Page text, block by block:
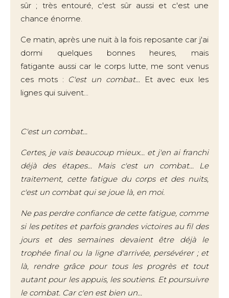
sûr ; très entouré, c'est sûr aussi et c'est une
chance énorme.
Ce matin, après une nuit à la fois reposante car j'ai
dormi quelques bonnes heures, mais
fatigante aussi car le corps lutte, me sont venus
ces mots : C'est un combat...Et avec eux les
lignes qui suivent...
C'est un combat...
Certes, je vais beaucoup mieux... et j'en ai franchi
déjà des étapes... Mais c'est un combat... Le
traitement, cette fatigue du corps et des nuits,
c'est un combat qui se joue là, en moi.
Ne pas perdre confiance de cette fatigue, comme
si les petites et parfois grandes victoires au fil des
jours et des semaines devaient être déjà le
trophée final ou la ligne d'arrivée, persévérer ; et
là, rendre grâce pour tous les progrès et tout
autant pour les appuis, les soutiens. Et poursuivre
le combat. Car c'en est bien un...